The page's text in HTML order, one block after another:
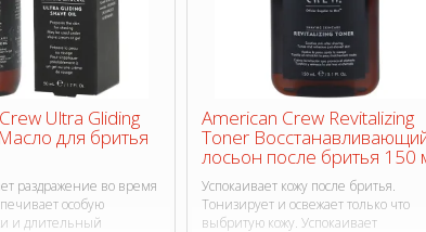
Ultra Gliding
для бритья
раздражение во время
особую
и длительный
American Crew Revitalizing
Toner
лосьон после бритья 150
Успокаивает кожу после бритья.
Тонизирует и освежает только что
выбритую кожу. Успокаивает